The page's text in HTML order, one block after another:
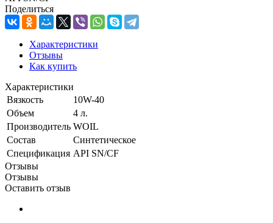
Поделиться
Характеристики
Отзывы
Как купить
Характеристики
Вязкость
10W-40
Объем
4 л.
Производитель WOIL
Состав
Синтетическое
Спецификация API SN/CF
Отзывы
Отзывы
Оставить отзыв